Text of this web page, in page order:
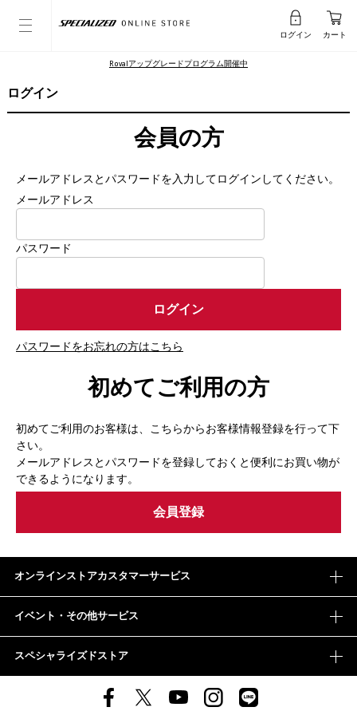
ログイン カート
Rovalアップグレードプログラム開催中
ログイン
会員の方
メールアドレスとパスワードを入力してログインしてください。
メールアドレス
パスワード
パスワードをお忘れの方はこちら
初めてご利用の方
初めてご利用のお客様は、こちらからお客様情報登録を行って下
さい。
メールアドレスとパスワードを登録しておくと便利にお買い物が
できるようになります。
オンラインストアカスタマーサービス
イベント・その他サービス
スペシャライズドストア